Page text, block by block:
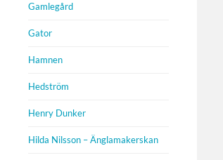
Gamlegård
Gator
Hamnen
Hedström
Henry Dunker
Hilda Nilsson – Änglamakerskan